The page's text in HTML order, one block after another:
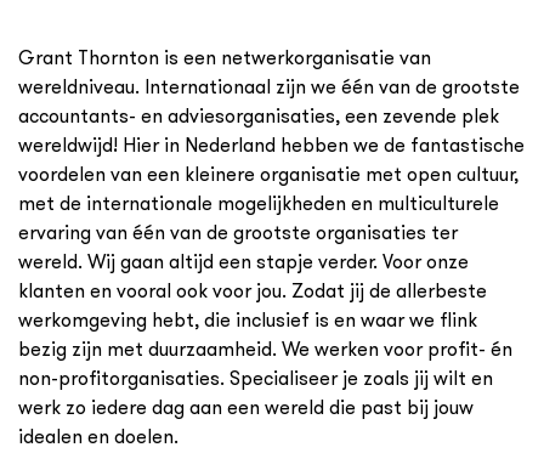
Grant Thornton is een netwerkorganisatie van
wereldniveau. Internationaal zijn we één van de grootste
accountants- en adviesorganisaties, een zevende plek
wereldwijd! Hier in Nederland hebben we de fantastische
voordelen van een kleinere organisatie met open cultuur,
met de internationale mogelijkheden en multiculturele
ervaring van één van de grootste organisaties ter
wereld. Wij gaan altijd een stapje verder. Voor onze
klanten en vooral ook voor jou. Zodat jij de allerbeste
werkomgeving hebt, die inclusief is en waar we flink
bezig zijn met duurzaamheid. We werken voor profit- én
non-profitorganisaties. Specialiseer je zoals jij wilt en
werk zo iedere dag aan een wereld die past bij jouw
idealen en doelen.